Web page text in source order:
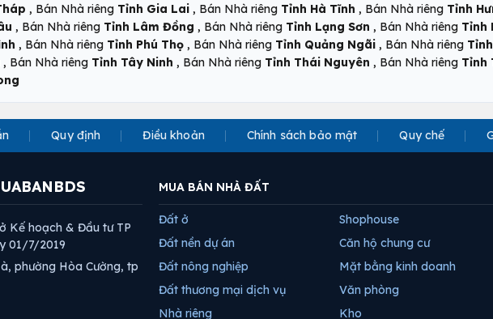
, Bán Nhà riêng Tỉnh Gia Lai , Bán Nhà riêng Tỉnh Hà Tĩnh , Bán Nhà riêng Tỉnh
, Bán Nhà riêng Tỉnh Lâm Đồng , Bán Nhà riêng Tỉnh Lạng Sơn , Bán Nhà riêng Tỉnh
, Bán Nhà riêng Tỉnh Phú Thọ , Bán Nhà riêng Tỉnh Quảng Ngãi , Bán Nhà riêng
, Bán Nhà riêng Tỉnh Tây Ninh , Bán Nhà riêng Tỉnh Thái Nguyên , Bán Nhà riêng Tỉnh
Quy định Điều khoản Chính sách bảo mật Quy chế
Kế hoạch & Đầu tư TP
01/7/2019
phường Hòa Cường, tp
MUA BÁN NHÀ ĐẤT
Đất ở
Đất nền dự án
Đất nông nghiệp
Đất thương mại dịch vụ
Nhà riêng
Shophouse
Căn hộ chung cư
Mặt bằng kinh doanh
Văn phòng
Kho